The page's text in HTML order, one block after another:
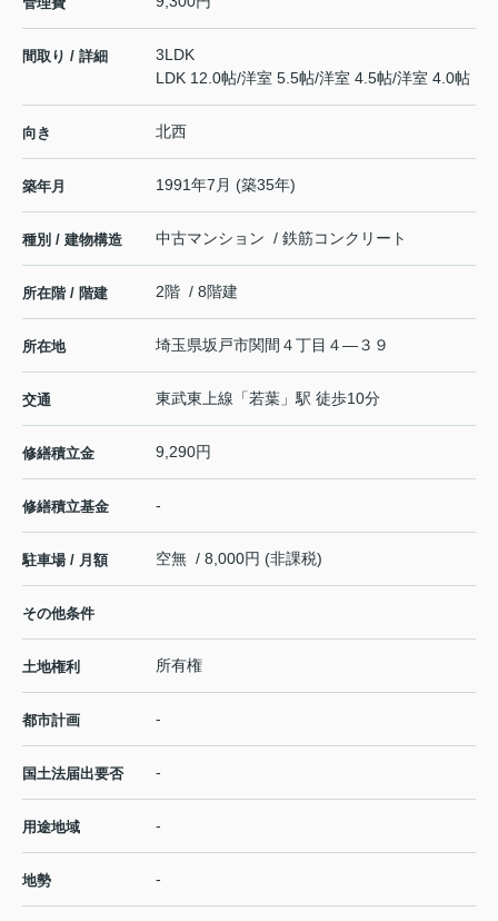
間取り / 詳細
3LDK
LDK 12.0帖/洋室 5.5帖/洋室 4.5帖/洋室 4.0帖
向き 北西
築年月 1991年7月 (築35年)
種別 / 建物構造 中古マンション / 鉄筋コンクリート
所在階 / 階建 2階 / 8階建
所在地 埼玉県坂戸市関間 ４丁目４―３９
交通 東武東上線 「若葉 」駅 徒歩10分
修繕積立金 9,290円
修繕積立基金 -
駐車場 / 月額 空無 / 8,000円 (非課税)
その他条件
土地権利 所有権
都市計画 -
国土法届出要否 -
用途地域 -
地勢 -